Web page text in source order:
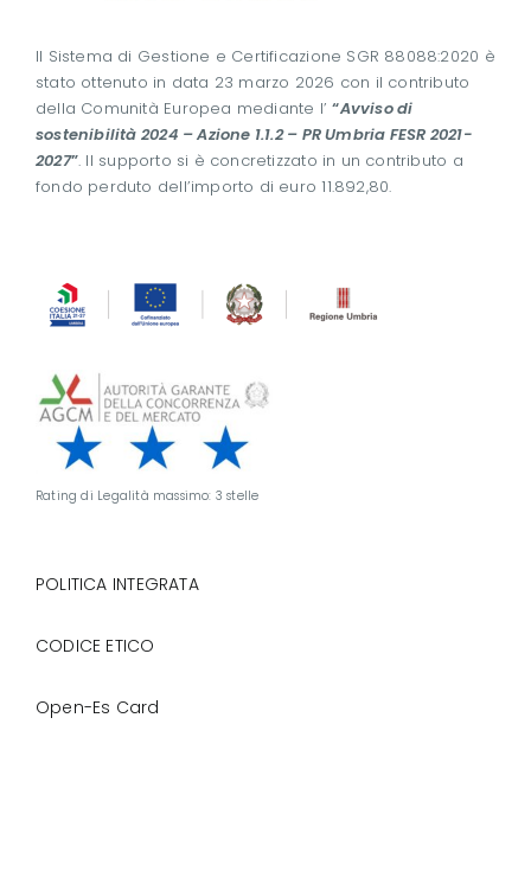
Il Sistema di Gestione e Certificazione SGR 88088:2020 è
stato ottenuto in data 23 marzo 2026 con il contributo
della Comunità Europea mediante l’“Avviso di
sostenibilità 2024 – Azione 1.1.2 – PR Umbria FESR 2021-
2027”. Il supporto si è concretizzato in un contributo a
fondo perduto dell’importo di euro 11.892,80.
Rating di Legalità massimo: 3 stelle
POLITICA INTEGRATA
CODICE ETICO
Open-Es Card